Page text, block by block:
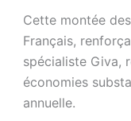
Cette montée
Français,
spécialiste Giva,
économies
annuelle.